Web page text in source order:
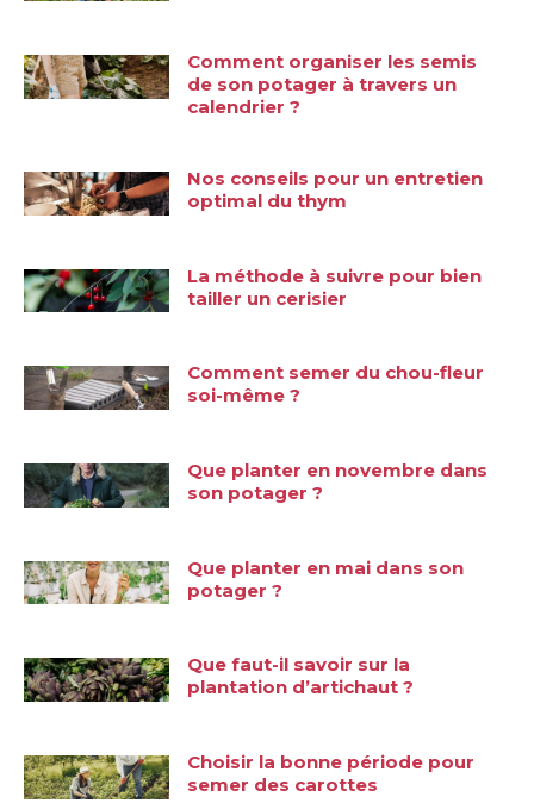
Comment organiser les semis
de son potager à travers un
calendrier ?
Nos conseils pour un entretien
optimal du thym
La méthode à suivre pour bien
tailler un cerisier
Comment semer du chou-fleur
soi-même ?
Que planter en novembre dans
son potager ?
Que planter en mai dans son
potager ?
Que faut-il savoir sur la
plantation d’artichaut ?
Choisir la bonne période pour
semer des carottes